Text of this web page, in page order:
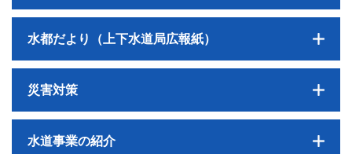
水都だより（上下水道局広報紙）
災害対策
水道事業の紹介